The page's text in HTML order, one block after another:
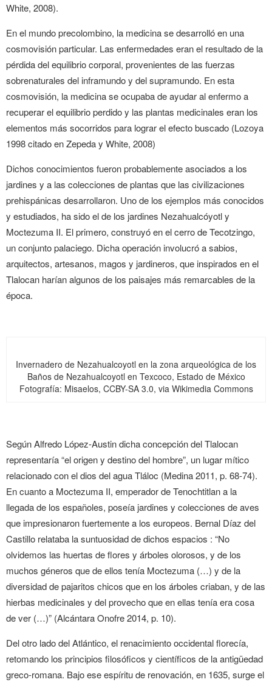
White, 2008).
En el mundo precolombino, la medicina se desarrolló en una
cosmovisión particular. Las enfermedades eran el resultado de la
pérdida del equilibrio corporal, provenientes de las fuerzas
sobrenaturales del inframundo y del supramundo. En esta
cosmovisión, la medicina se ocupaba de ayudar al enfermo a
recuperar el equilibrio perdido y las plantas medicinales eran los
elementos más socorridos para lograr el efecto buscado (Lozoya
1998 citado en Zepeda y White, 2008)
Dichos conocimientos fueron probablemente asociados a los
jardines y a las colecciones de plantas que las civilizaciones
prehispánicas desarrollaron. Uno de los ejemplos más conocidos
y estudiados, ha sido el de los jardines Nezahualcóyotl y
Moctezuma II. El primero, construyó en el cerro de Tecotzingo,
un conjunto palaciego. Dicha operación involucró a sabios,
arquitectos, artesanos, magos y jardineros, que inspirados en el
Tlalocan harían algunos de los paisajes más remarcables de la
época.
Invernadero de Nezahualcoyotl en la zona arqueológica de los
Baños de Nezahualcoyotl en Texcoco, Estado de México
Fotografía: Misaelos, CCBY-SA 3.0, via Wikimedia Commons
Según Alfredo López-Austin dicha concepción del Tlalocan
representaría “el origen y destino del hombre”, un lugar mítico
relacionado con el dios del agua Tláloc (Medina 2011, p. 68-74).
En cuanto a Moctezuma II, emperador de Tenochtitlan a la
llegada de los españoles, poseía jardines y colecciones de aves
que impresionaron fuertemente a los europeos. Bernal Díaz del
Castillo relataba la suntuosidad de dichos espacios : “No
olvidemos las huertas de flores y árboles olorosos, y de los
muchos géneros que de ellos tenía Moctezuma (…) y de la
diversidad de pajaritos chicos que en los árboles criaban, y de las
hierbas medicinales y del provecho que en ellas tenía era cosa
de ver (…)” (Alcántara Onofre 2014, p. 10).
Del otro lado del Atlántico, el renacimiento occidental florecía,
retomando los principios filosóficos y científicos de la antigüedad
greco-romana. Bajo ese espíritu de renovación, en 1635, surge el